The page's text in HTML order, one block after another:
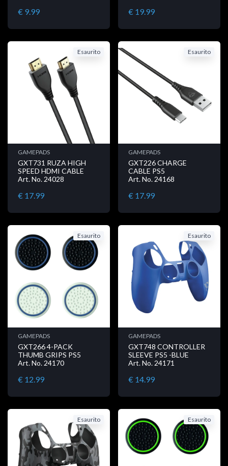
€ 9.99 € 19.99
Esaurito
GAMEPADS
GXT731 RUZA HIGH
SPEED HDMI CABLE
Art. No. 24028
€ 17.99
Esaurito
GAMEPADS
GXT226 CHARGE
CABLE PS5
Art. No. 24168
€ 17.99
Esaurito
GAMEPADS
GXT266 4-PACK
THUMB GRIPS PS5
Art. No. 24170
€ 12.99
Esaurito
GAMEPADS
GXT748 CONTROLLER
SLEEVE PS5 -BLUE
Art. No. 24171
€ 14.99
Esaurito Esaurito